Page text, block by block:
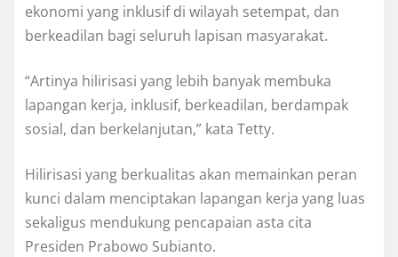
ekonomi yang inklusif di wilayah setempat, dan
berkeadilan bagi seluruh lapisan masyarakat.
“Artinya hilirisasi yang lebih banyak membuka
lapangan kerja, inklusif, berkeadilan, berdampak
sosial, dan berkelanjutan,” kata Tetty.
Hilirisasi yang berkualitas akan memainkan peran
kunci dalam menciptakan lapangan kerja yang luas
sekaligus mendukung pencapaian asta cita
Presiden Prabowo Subianto.